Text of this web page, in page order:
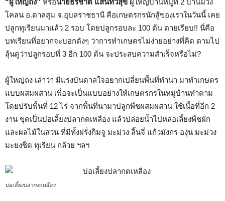
“ผู้ใหญ่ถง” หรือนายธีรชาติ แสนทวีสุข ผู้ใหญ่บ้านหมู่ที่ 2 บ้านม่วง
โคลน อ.ตาลสุม จ.อุบลราชธานี คือเกษตรกรนักสู้ของเราในวันนี้ เคย
ปลูกทุเรียนมาแล้ว 2 รอบ โดยปลูกรอบละ 100 ต้น ตายเรียบ!! นี่คือ
บทเรียนที่อยากจะบอกดังๆ ว่าการทำเกษตรไม่ง่ายอย่างที่คิด ตามไป
ลุ้นดูว่าปลูกรอบที่ 3 อีก 100 ต้น จะประสบความสำเร็จหรือไม่?
ผู้ใหญ่ถง เล่าว่า มีแรงบันดาลใจอยากเปลี่ยนพื้นที่ทำนา มาทำเกษตร
แบบผสมผสาน เพื่อจะเป็นแบบอย่างให้เกษตรกรในหมู่บ้านทำตาม
โดยปรับพื้นที่ 12 ไร่ จากพื้นที่นามาปลูกพืชผสมผสาน ใช้เนื้อที่อีก 2
งาน ขุดเป็นบ่อเลี้ยงปลากดเหลือง แล้วปล่อยน้ำไปหล่อเลี้ยงพืชผัก
และผลไม้ในสวน ที่มีทั้งฝรั่งกิมจู มะม่วง ลิ้นจี่ แก้วมังกร องุ่น มะม่วง
มะยงชิด ทุเรียน กล้วย ฯลฯ
บ่อเลี้ยงปลากดเหลือง